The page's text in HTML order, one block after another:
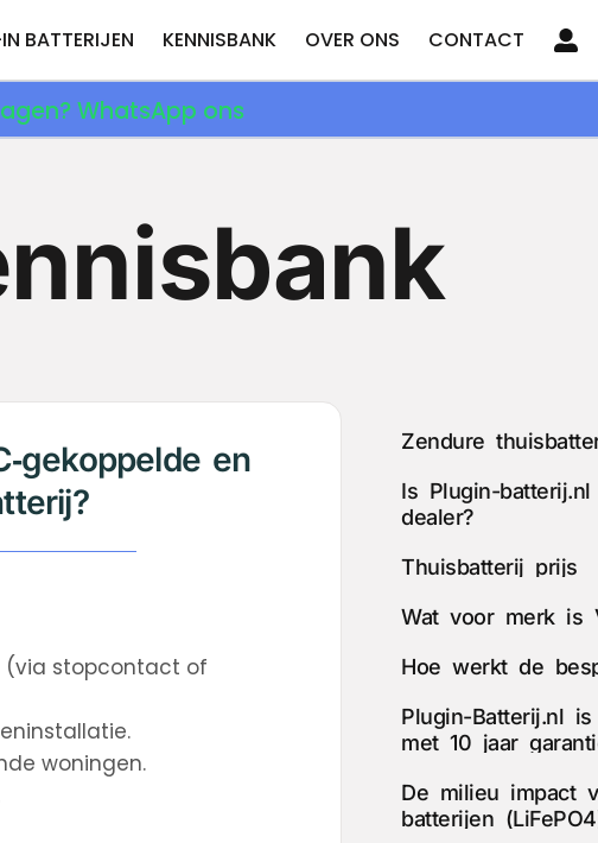
BATTERIJEN KENNISBANK OVER ONS CONTACT
WhatsApp ons
en
(via stopcontact of
woningen.
Zendure
Is Plugin-
dealer?
Thuisbatterij prijs
Wat voor merk is
Hoe werkt de
Plugin-Batterij.nl
met 10 jaar
De milieu impact
batterijen